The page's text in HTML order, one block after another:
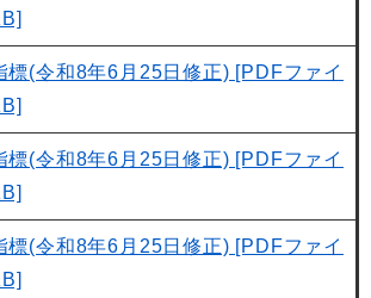
標(令和8年6月25日修正) [PDFファイ
標(令和8年6月25日修正) [PDFファイ
標(令和8年6月25日修正) [PDFファイ